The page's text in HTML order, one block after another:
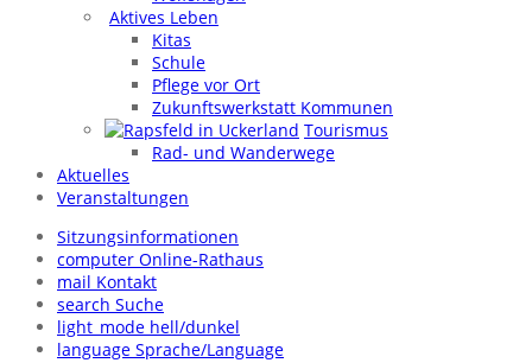
Aktives Leben
Kitas
Schule
Pflege vor Ort
Zukunftswerkstatt Kommunen
Tourismus
Rad- und Wanderwege
Aktuelles
Veranstaltungen
Sitzungsinformationen
computer Online-Rathaus
mail Kontakt
search Suche
light_mode hell/dunkel
language Sprache/Language